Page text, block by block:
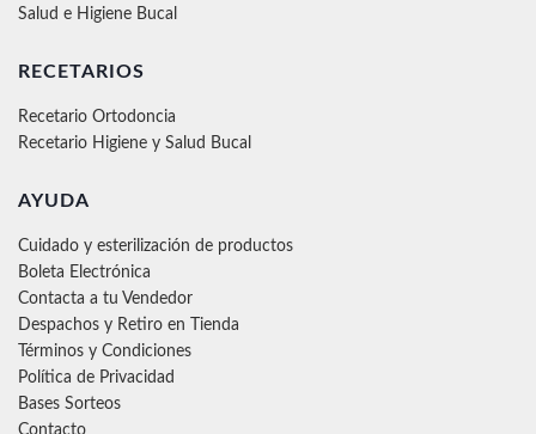
Salud e Higiene Bucal
RECETARIOS
Recetario Ortodoncia
Recetario Higiene y Salud Bucal
AYUDA
Cuidado y esterilización de productos
Boleta Electrónica
Contacta a tu Vendedor
Despachos y Retiro en Tienda
Términos y Condiciones
Política de Privacidad
Bases Sorteos
Contacto